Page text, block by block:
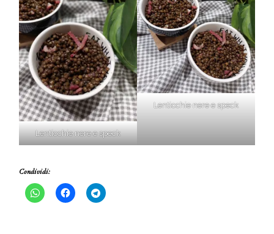
Lenticchie nere e speck
Lenticchie nere e speck
Condividi: